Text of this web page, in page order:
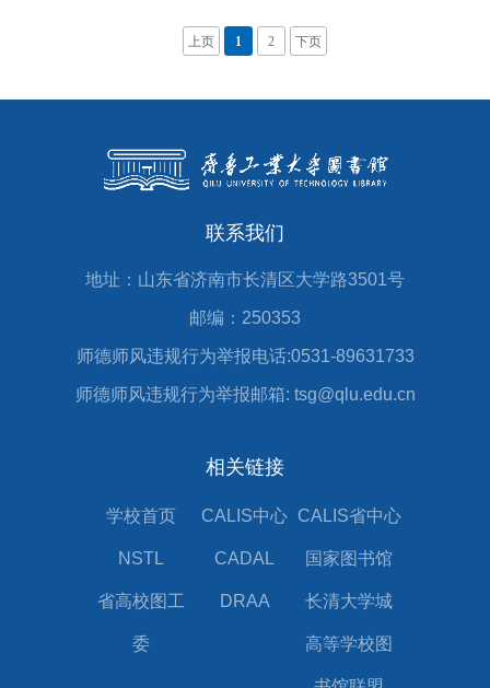
上页 1 2 下页
联系我们
地址：山东省济南市长清区大学路3501号
邮编：250353
师德师风违规行为举报电话:0531-89631733
师德师风违规行为举报邮箱: tsg@qlu.edu.cn
相关链接
学校首页 CALIS中心 CALIS省中心
NSTL CADAL 国家图书馆
省高校图工
委
DRAA 长清大学城
高等学校图